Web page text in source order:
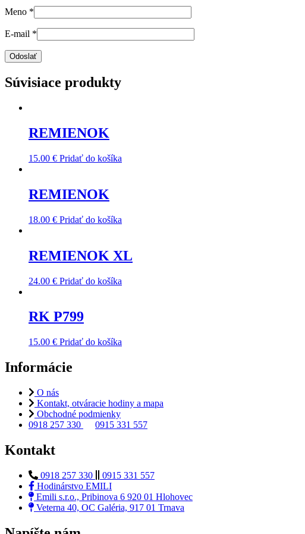
Meno *
E-mail *
Súvisiace produkty
REMIENOK
15.00 € Pridať do košíka
REMIENOK
18.00 € Pridať do košíka
REMIENOK XL
24.00 € Pridať do košíka
RK P799
15.00 € Pridať do košíka
Informácie
O nás
Kontakt, otváracie hodiny a mapa
Obchodné podmienky
0918 257 330
0915 331 557
Kontakt
0918 257 330
0915 331 557
Hodinárstvo EMILI
Emili s.r.o., Pribinova 6 920 01 Hlohovec
Veterna 40, OC Galéria, 917 01 Trnava